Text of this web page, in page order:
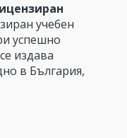
учебен
успешно
издава
в България,